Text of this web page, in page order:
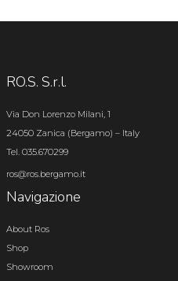
RO.S. S.r.l.
Via Don Lorenzo Milani, 1
24050 Zanica (Bergamo) – Italy
Tel. 035.670299
ros@ros.bergamo.it
Navigazione
About Ros
Shop
Showroom